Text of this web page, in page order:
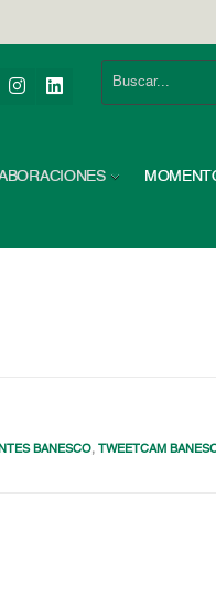
BANESCO, TWEETCAM